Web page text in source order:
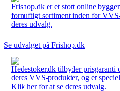
Frishop.dk er et stort online
fornuftigt sortiment inden for
deres udvalg.
Se udvalget på Frishop.dk
Hedestoker.dk tilbyder prisgaranti
deres VVS-produkter, og er
Klik her for at se deres udvalg.